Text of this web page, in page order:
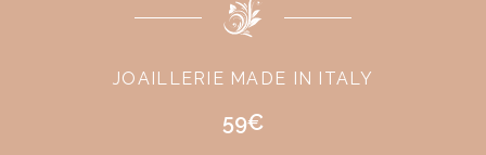
JOAILLERIE MADE IN ITALY
59€